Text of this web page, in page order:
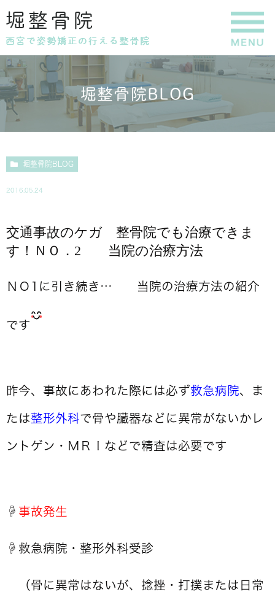
堀整骨院BLOG
堀整骨院BLOG
2016.05.24
交通事故のケガ 整骨院でも治療できま
す！ＮＯ．2 当院の治療方法
ＮＯ1に引き続き… 当院の治療方法の紹介
です
昨今、事故にあわれた際には必ず救急病院、ま
たは整形外科で骨や臓器などに異常がないかレ
ントゲン・ＭＲＩなどで精査は必要です
☟ 事故発生
☟救急病院・整形外科受診
（骨に異常はないが、捻挫・打撲または日常